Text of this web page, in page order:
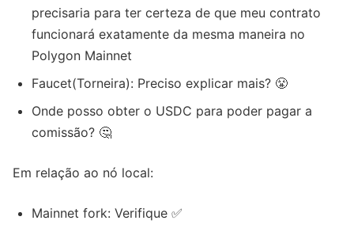
precisaria para ter certeza de que meu contrato
funcionará exatamente da mesma maneira no
Polygon Mainnet
Faucet(Torneira): Preciso explicar mais? 😤
Onde posso obter o USDC para poder pagar a
comissão? 🤔
Em relação ao nó local:
Mainnet fork: Verifique ✅